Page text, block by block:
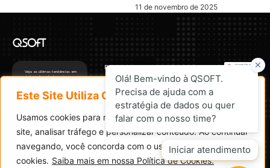
Este Site Utiliza Cookies
Usamos cookies para melhorar sua experiência em nosso
site, analisar tráfego e personalizar conteúdo. Ao continuar
navegando, você concorda com o uso de
cookies. Saiba mais em nossa Política de Cookies.
11 de novembro de 2025
Veja as últimas tendências em
dados e tecnologia aqui.
Enviar
Ao se inscrever, você concorda com nossa Política de Privacidade
Copyright © 2026 QSOFT. Todos os direitos reservados.
Páginas
Serviços
Soluções
Produtos de Dados
Sobre Nós
LinkedIn
Instagram
YouTube
Facebook